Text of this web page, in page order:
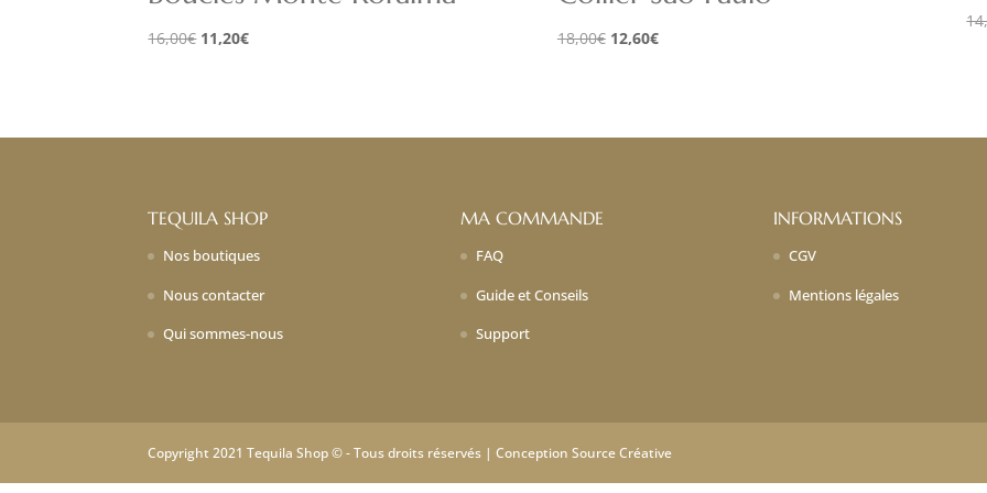
16,00€ Le
16,00€.
11,20€Le
11,20€.
18,00€ Le
18,00€.
12,60€Le
12,60€.
TEQUILA SHOP
Nos boutiques
Nous contacter
Qui sommes-nous
MA COMMANDE
FAQ
Guide et Conseils
Support
INFORMATIONS
CGV
Mentions légales
Copyright 2021 Tequila Shop © - Tous droits réservés | Conception Source Créative